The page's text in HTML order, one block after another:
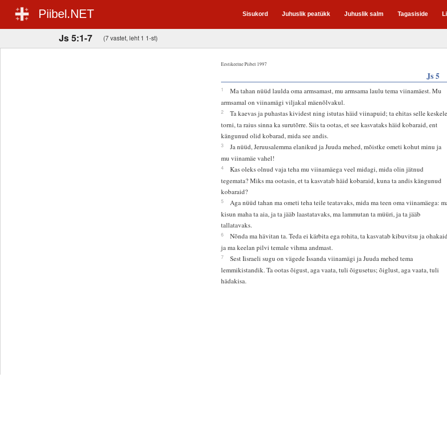
Piibel.NET Sisukord Juhuslik peatükk Juhuslik salm Tagasiside
Js 5:1-7 (7 vastet, leht 1 1-st)
Eestikeelne Piibel 1997
Js 5
1
Ma tahan nüüd laulda oma armsamast, mu armsama laulu tema viinamäest. Mu
armsamal on viinamägi viljakal mäenõlvakul.
2
Ta kaevas ja puhastas kividest ning istutas häid viinapuid; ta ehitas selle keskele
torni, ta raius sinna ka surutõrre. Siis ta ootas, et see kasvataks häid kobaraid, ent
kängunud olid kobarad, mida see andis.
3
Ja nüüd, Jeruusalemma elanikud ja Juuda mehed, mõistke ometi kohut minu ja
mu viinamäe vahel!
4
Kas oleks olnud vaja teha mu viinamäega veel midagi, mida olin jätnud
tegemata? Miks ma ootasin, et ta kasvatab häid kobaraid, kuna ta andis kängunud
kobaraid?
5
Aga nüüd tahan ma ometi teha teile teatavaks, mida ma teen oma viinamäega:
kisun maha ta aia, ja ta jääb laastatavaks, ma lammutan ta müüri, ja ta jääb
tallatavaks.
6
Nõnda ma hävitan ta. Teda ei kärbita ega rohita, ta kasvatab kibuvitsu ja ohakaid
ja ma keelan pilvi temale vihma andmast.
7
Sest Iisraeli sugu on vägede Issanda viinamägi ja Juuda mehed tema
lemmikistandik. Ta ootas õigust, aga vaata, tuli õigusetus; õiglust, aga vaata, tuli
hädakisa.